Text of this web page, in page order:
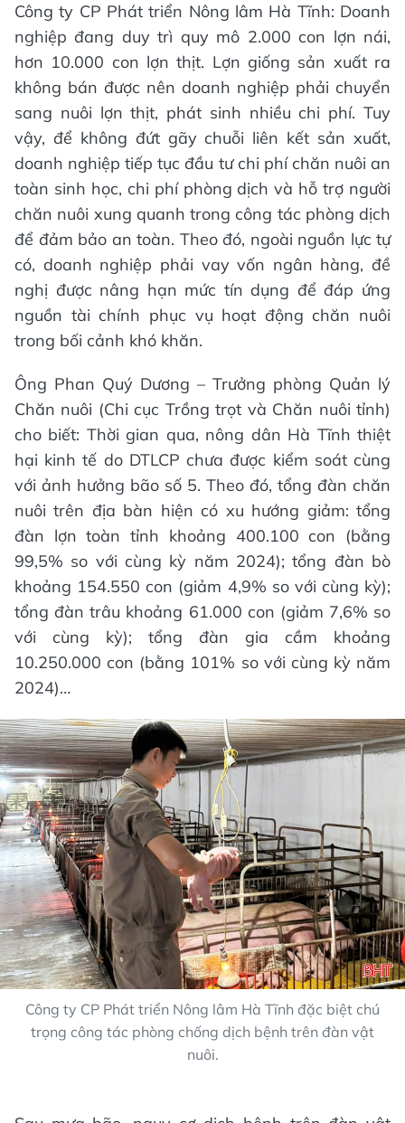
Công ty CP Phát triển Nông lâm Hà Tĩnh: Doanh
nghiệp đang duy trì quy mô 2.000 con lợn nái,
hơn 10.000 con lợn thịt. Lợn giống sản xuất ra
không bán được nên doanh nghiệp phải chuyển
sang nuôi lợn thịt, phát sinh nhiều chi phí. Tuy
vậy, để không đứt gãy chuỗi liên kết sản xuất,
doanh nghiệp tiếp tục đầu tư chi phí chăn nuôi an
toàn sinh học, chi phí phòng dịch và hỗ trợ người
chăn nuôi xung quanh trong công tác phòng dịch
để đảm bảo an toàn. Theo đó, ngoài nguồn lực tự
có, doanh nghiệp phải vay vốn ngân hàng, đề
nghị được nâng hạn mức tín dụng để đáp ứng
nguồn tài chính phục vụ hoạt động chăn nuôi
trong bối cảnh khó khăn.
Ông Phan Quý Dương – Trưởng phòng Quản lý
Chăn nuôi (Chi cục Trồng trọt và Chăn nuôi tỉnh)
cho biết: Thời gian qua, nông dân Hà Tĩnh thiệt
hại kinh tế do DTLCP chưa được kiểm soát cùng
với ảnh hưởng bão số 5. Theo đó, tổng đàn chăn
nuôi trên địa bàn hiện có xu hướng giảm: tổng
đàn lợn toàn tỉnh khoảng 400.100 con (bằng
99,5% so với cùng kỳ năm 2024); tổng đàn bò
khoảng 154.550 con (giảm 4,9% so với cùng kỳ);
tổng đàn trâu khoảng 61.000 con (giảm 7,6% so
với cùng kỳ); tổng đàn gia cầm khoảng
10.250.000 con (bằng 101% so với cùng kỳ năm
2024)…
Công ty CP Phát triển Nông lâm Hà Tĩnh đặc biệt chú
trọng công tác phòng chống dịch bệnh trên đàn vật
nuôi.